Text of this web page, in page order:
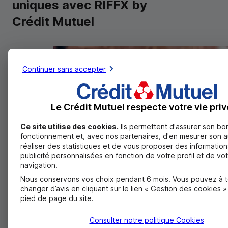
uniques avec RIFFX by
Crédit Mutuel
Continuer sans accepter
Le Crédit Mutuel respecte votre vie
Ce site utilise des cookies. Ils permettent d'assurer son
fonctionnement et, avec nos partenaires, d'en mesurer son
réaliser des statistiques et de vous proposer des
publicité personnalisées en fonction de votre profil et de
navigation.
Nous conservons vos choix pendant 6 mois. Vous pouvez à
changer d’avis en cliquant sur le lien « Gestion des cookies
pied de page du site.
Consulter notre politique Cookies